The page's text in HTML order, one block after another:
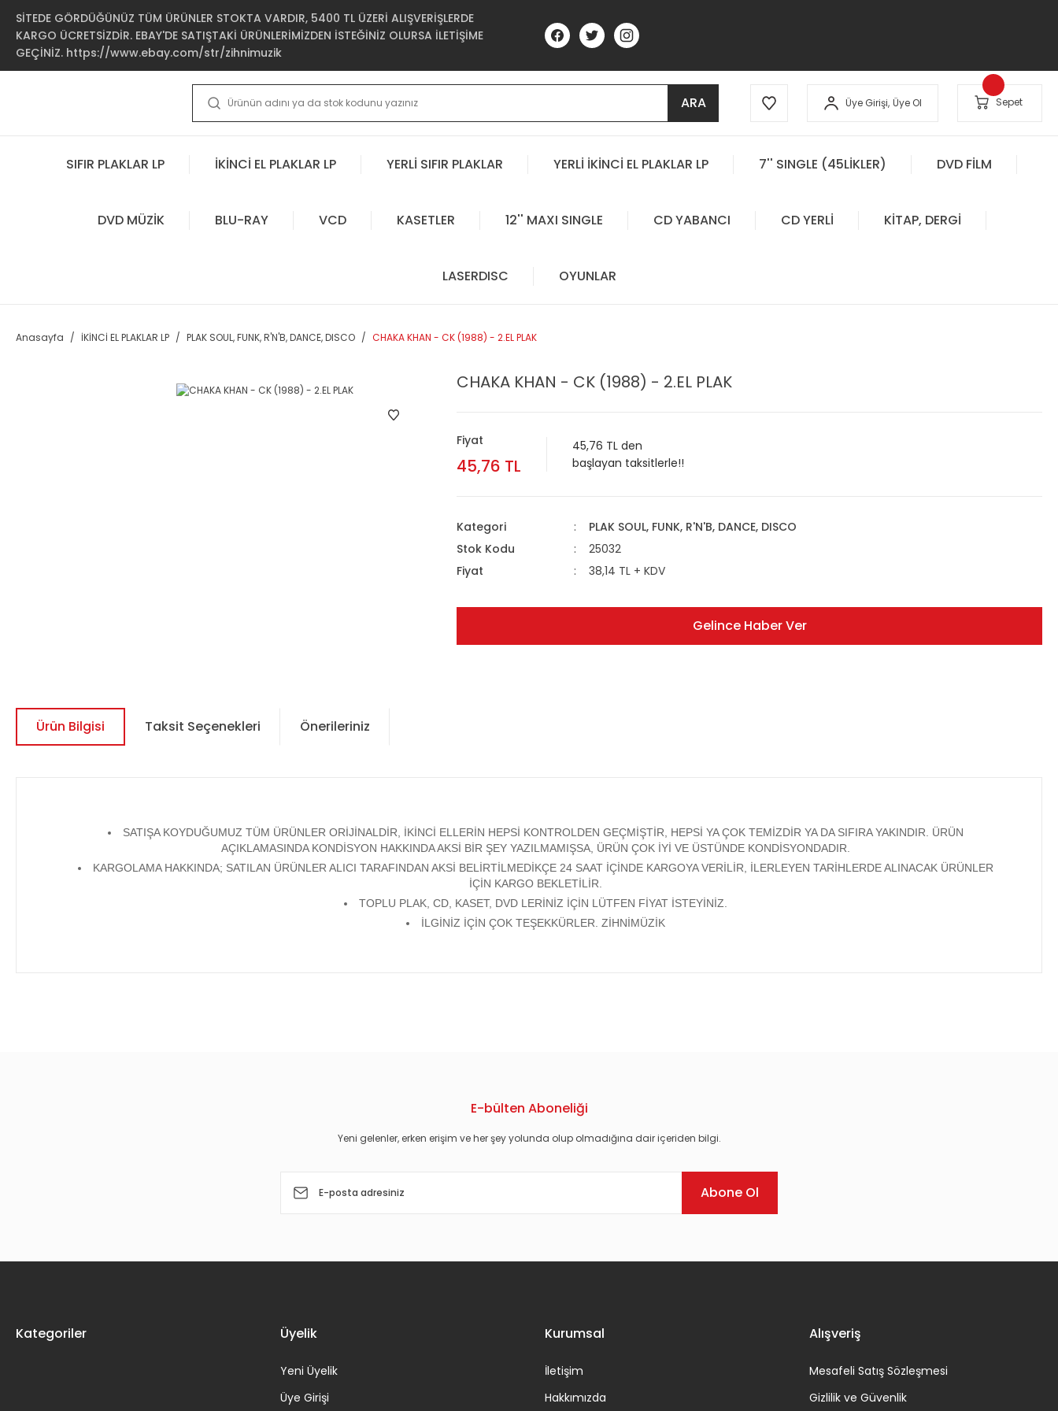
SİTEDE GÖRDÜĞÜNÜZ TÜM ÜRÜNLER STOKTA VARDIR, 5400 TL ÜZERİ ALIŞVERİŞLERDE
KARGO ÜCRETSİZDİR. EBAY'DE SATIŞTAKİ ÜRÜNLERİMİZDEN İSTEĞİNİZ OLURSA İLETİŞİME
GEÇİNİZ. https://www.ebay.com/str/zihnimuzik
ARA Üye Girişi, Üye Ol Sepet
SIFIR PLAKLAR LP İKİNCİ EL PLAKLAR LP YERLİ SIFIR PLAKLAR YERLİ İKİNCİ EL PLAKLAR LP 7'' SINGLE (45LİKLER) DVD FİLM
DVD MÜZİK BLU-RAY VCD KASETLER 12'' MAXI SINGLE CD YABANCI CD YERLİ KİTAP, DERGİ
LASERDISC OYUNLAR
Anasayfa İKİNCİ EL PLAKLAR LP PLAK SOUL, FUNK, R'N'B, DANCE, DISCO CHAKA KHAN - CK (1988) - 2.EL PLAK
CHAKA KHAN - CK (1988) - 2.EL PLAK
Fiyat
45,76 TL
45,76 TL den
başlayan taksitlerle!!
Kategori
PLAK SOUL, FUNK, R'N'B, DANCE, DISCO
Stok Kodu
25032
Fiyat
38,14 TL + KDV
Gelince Haber Ver
Ürün Bilgisi Taksit Seçenekleri Önerileriniz
SATIŞA KOYDUĞUMUZ TÜM ÜRÜNLER ORİJİNALDİR, İKİNCİ ELLERİN HEPSİ KONTROLDEN GEÇMİŞTİR, HEPSİ YA ÇOK TEMİZDİR YA DA SIFIRA YAKINDIR. ÜRÜN
AÇIKLAMASINDA KONDİSYON HAKKINDA AKSİ BİR ŞEY YAZILMAMIŞSA, ÜRÜN ÇOK İYİ VE ÜSTÜNDE KONDİSYONDADIR.
KARGOLAMA HAKKINDA; SATILAN ÜRÜNLER ALICI TARAFINDAN AKSİ BELİRTİLMEDİKÇE 24 SAAT İÇİNDE KARGOYA VERİLİR, İLERLEYEN TARİHLERDE ALINACAK ÜRÜNLER
İÇİN KARGO BEKLETİLİR.
TOPLU PLAK, CD, KASET, DVD LERİNİZ İÇİN LÜTFEN FİYAT İSTEYİNİZ.
İLGİNİZ İÇİN ÇOK TEŞEKKÜRLER. ZİHNİMÜZİK
E-bülten Aboneliği
Yeni gelenler, erken erişim ve her şey yolunda olup olmadığına dair içeriden bilgi.
Abone Ol
Kategoriler Üyelik
Yeni Üyelik
Üye Girişi
Kurumsal
İletişim
Hakkımızda
Alışveriş
Mesafeli Satış Sözleşmesi
Gizlilik ve Güvenlik